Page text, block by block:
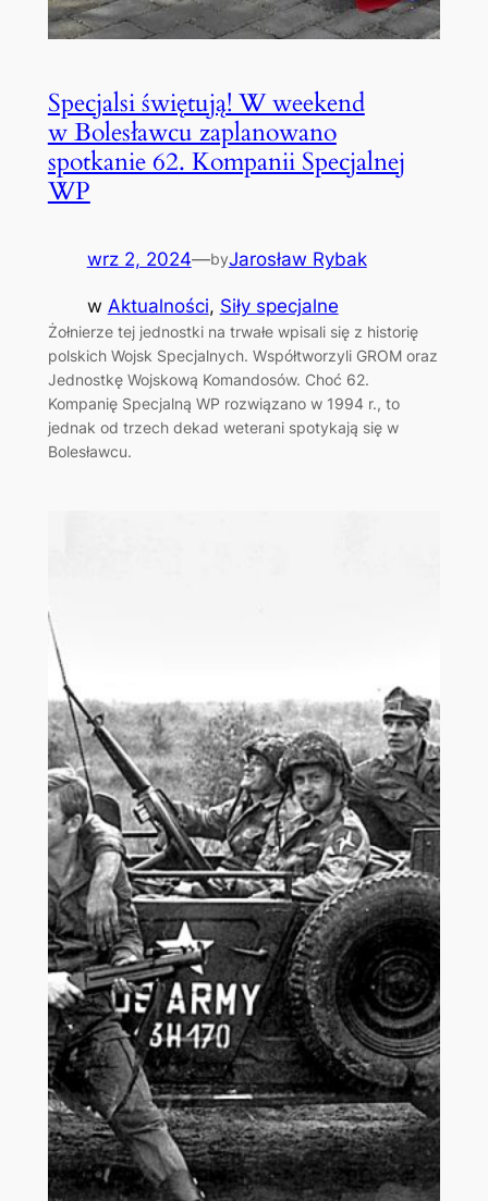
Specjalsi świętują! W weekend
w Bolesławcu zaplanowano
spotkanie 62. Kompanii Specjalnej
WP
wrz 2, 2024—byJarosław Rybak
w Aktualności, Siły specjalne
Żołnierze tej jednostki na trwałe wpisali się z historię
polskich Wojsk Specjalnych. Współtworzyli GROM oraz
Jednostkę Wojskową Komandosów. Choć 62.
Kompanię Specjalną WP rozwiązano w 1994 r., to
jednak od trzech dekad weterani spotykają się w
Bolesławcu.